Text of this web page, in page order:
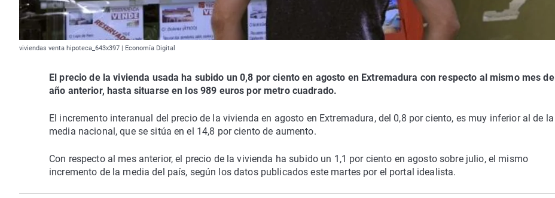
viviendas venta hipoteca_643x397 | Economía Digital
El precio de la vivienda usada ha subido un 0,8 por ciento en agosto en Extremadura con respecto al mismo mes del
año anterior, hasta situarse en los 989 euros por metro cuadrado.
El incremento interanual del precio de la vivienda en agosto en Extremadura, del 0,8 por ciento, es muy inferior al de la
media nacional, que se sitúa en el 14,8 por ciento de aumento.
Con respecto al mes anterior, el precio de la vivienda ha subido un 1,1 por ciento en agosto sobre julio, el mismo
incremento de la media del país, según los datos publicados este martes por el portal idealista.